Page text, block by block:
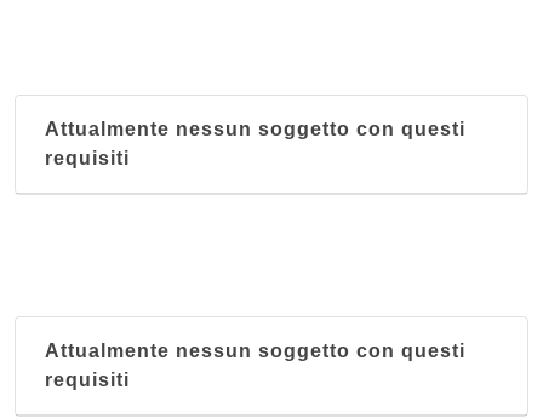
Attualmente nessun soggetto con questi
requisiti
Attualmente nessun soggetto con questi
requisiti